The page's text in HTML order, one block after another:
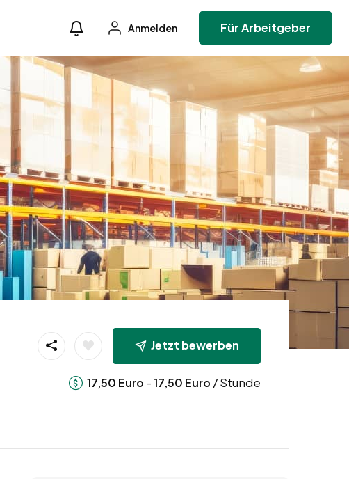
Anmelden Für Arbeitgeber
Jetzt bewerben
17,50 Euro -17,50 Euro / Stunde